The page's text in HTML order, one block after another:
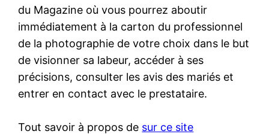
du Magazine où vous pourrez aboutir
immédiatement à la carton du professionnel
de la photographie de votre choix dans le but
de visionner sa labeur, accéder à ses
précisions, consulter les avis des mariés et
entrer en contact avec le prestataire.
Tout savoir à propos de sur ce site